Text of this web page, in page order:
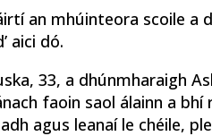
an mhúinteora scoile a
aici dó.
33, a dhúnmharaigh
faoin saol álainn a
agus leanaí le chéile,